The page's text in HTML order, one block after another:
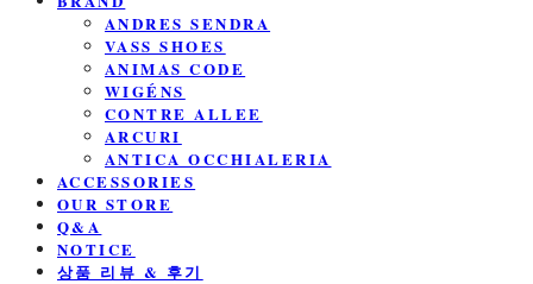
ANDRES SENDRA
VASS SHOES
ANIMAS CODE
WIGÉNS
CONTRE ALLEE
ARCURI
ANTICA OCCHIALERIA
ACCESSORIES
OUR STORE
Q&A
NOTICE
상품 리뷰 & 후기